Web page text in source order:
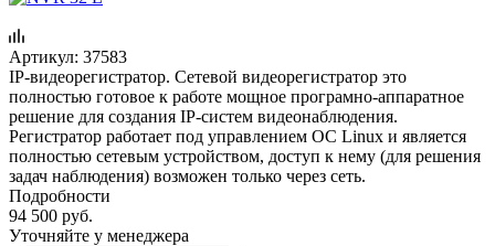
Артикул: 37583
IP-видеорегистратор. Cетевой видеорегистратор это
полностью готовое к работе мощное програмно-аппаратное
решение для создания IP-систем видеонаблюдения.
Регистратор работает под управлением ОС Linux и является
полностью сетевым устройством, доступ к нему (для решения
задач наблюдения) возможен только через сеть.
Подробности
94 500 руб.
Уточняйте у менеджера